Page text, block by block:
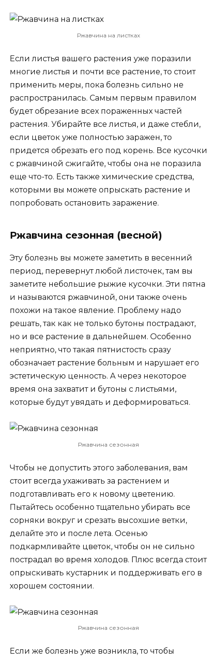
Ржавчина на листках
Если листья вашего растения уже поразили
многие листья и почти все растение, то стоит
применить меры, пока болезнь сильно не
распространилась. Самым первым правилом
будет обрезание всех пораженных частей
растения. Убирайте все листья, и даже стебли,
если цветок уже полностью заражен, то
придется обрезать его под корень. Все кусочки
с ржавчиной сжигайте, чтобы она не поразила
еще что-то. Есть также химические средства,
которыми вы можете опрыскать растение и
попробовать остановить заражение.
Ржавчина сезонная (весной)
Эту болезнь вы можете заметить в весенний
период, перевернут любой листочек, там вы
заметите небольшие рыжие кусочки. Эти пятна
и называются ржавчиной, они также очень
похожи на такое явление. Проблему надо
решать, так как не только бутоны пострадают,
но и все растение в дальнейшем. Особенно
неприятно, что такая пятнистость сразу
обозначает растение больным и нарушает его
эстетическую ценность. А через некоторое
время она захватит и бутоны с листьями,
которые будут увядать и деформироваться.
Ржавчина сезонная
Чтобы не допустить этого заболевания, вам
стоит всегда ухаживать за растением и
подготавливать его к новому цветению.
Пытайтесь особенно тщательно убирать все
сорняки вокруг и срезать высохшие ветки,
делайте это и после лета. Осенью
подкармливайте цветок, чтобы он не сильно
пострадал во время холодов. Плюс всегда стоит
опрыскивать кустарник и поддерживать его в
хорошем состоянии.
Ржавчина сезонная
Если же болезнь уже возникла, то чтобы